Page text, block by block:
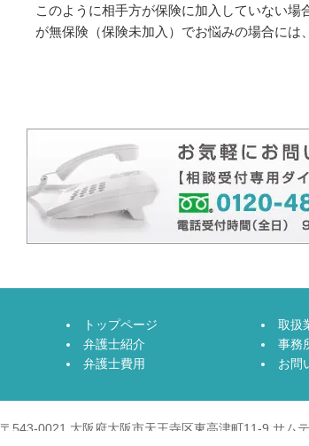
このように相手方が保険に加入していない
が無保険（保険未加入）でお悩みの場合には
トップページ
弁護士紹介
弁護士費用
取扱
事務
お問
〒543-0021 大阪府大阪市天王寺区東高津町11-9 サム